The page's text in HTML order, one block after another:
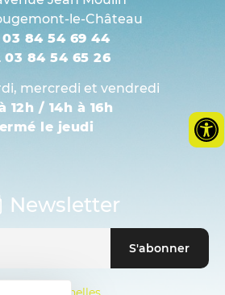
le-Château
03 84 54 69 44
03 84 54 65 26
mercredi et vendredi
12h / 14h à 16h
le jeudi
Newsletter